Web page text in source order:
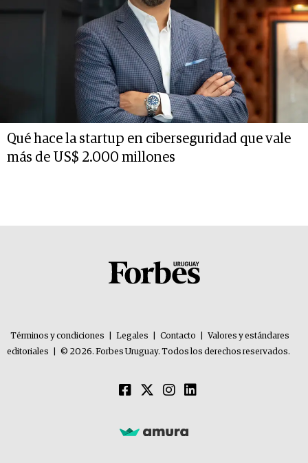
Qué hace la startup en ciberseguridad que vale
más de US$ 2.000 millones
Términos y condiciones Legales Contacto
Valores y estándares
editoriales
© 2026. Forbes Uruguay. Todos los derechos reservados.